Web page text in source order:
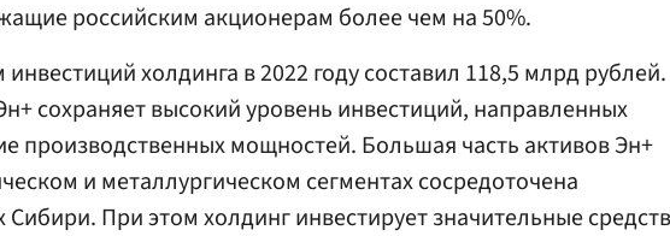
российским акционерам более чем на 50%.
холдинга в 2022 году составил 118,5 млрд рублей.
сохраняет высокий уровень инвестиций, направленных
производственных мощностей. Большая часть активов Эн+
и металлургическом сегментах сосредоточена
Сибири. При этом холдинг инвестирует значительные